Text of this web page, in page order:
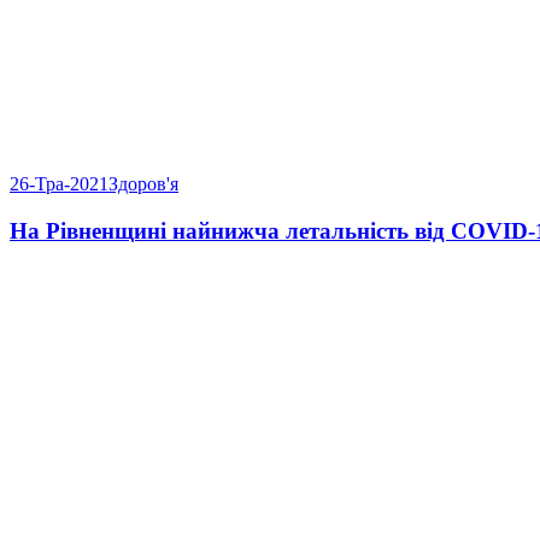
26-Тра-2021Здоров'я
На Рівненщині найнижча летальність від COVID-